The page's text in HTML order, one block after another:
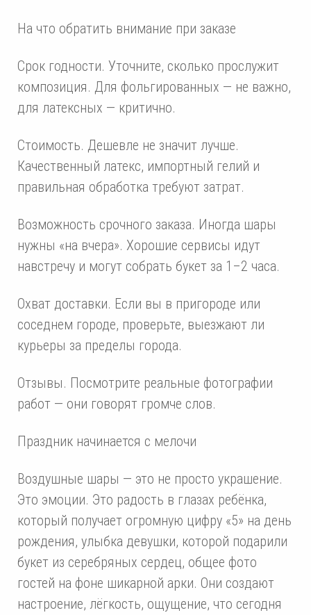
На что обратить внимание при заказе
Срок годности. Уточните, сколько прослужит
композиция. Для фольгированных — не важно,
для латексных — критично.
Стоимость. Дешевле не значит лучше.
Качественный латекс, импортный гелий и
правильная обработка требуют затрат.
Возможность срочного заказа. Иногда шары
нужны «на вчера». Хорошие сервисы идут
навстречу и могут собрать букет за 1–2 часа.
Охват доставки. Если вы в пригороде или
соседнем городе, проверьте, выезжают ли
курьеры за пределы города.
Отзывы. Посмотрите реальные фотографии
работ — они говорят громче слов.
Праздник начинается с мелочи
Воздушные шары — это не просто украшение.
Это эмоции. Это радость в глазах ребёнка,
который получает огромную цифру «5» на день
рождения, улыбка девушки, которой подарили
букет из серебряных сердец, общее фото
гостей на фоне шикарной арки. Они создают
настроение, лёгкость, ощущение, что сегодня